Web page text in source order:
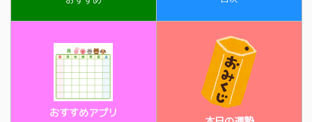
おすすめアプリ